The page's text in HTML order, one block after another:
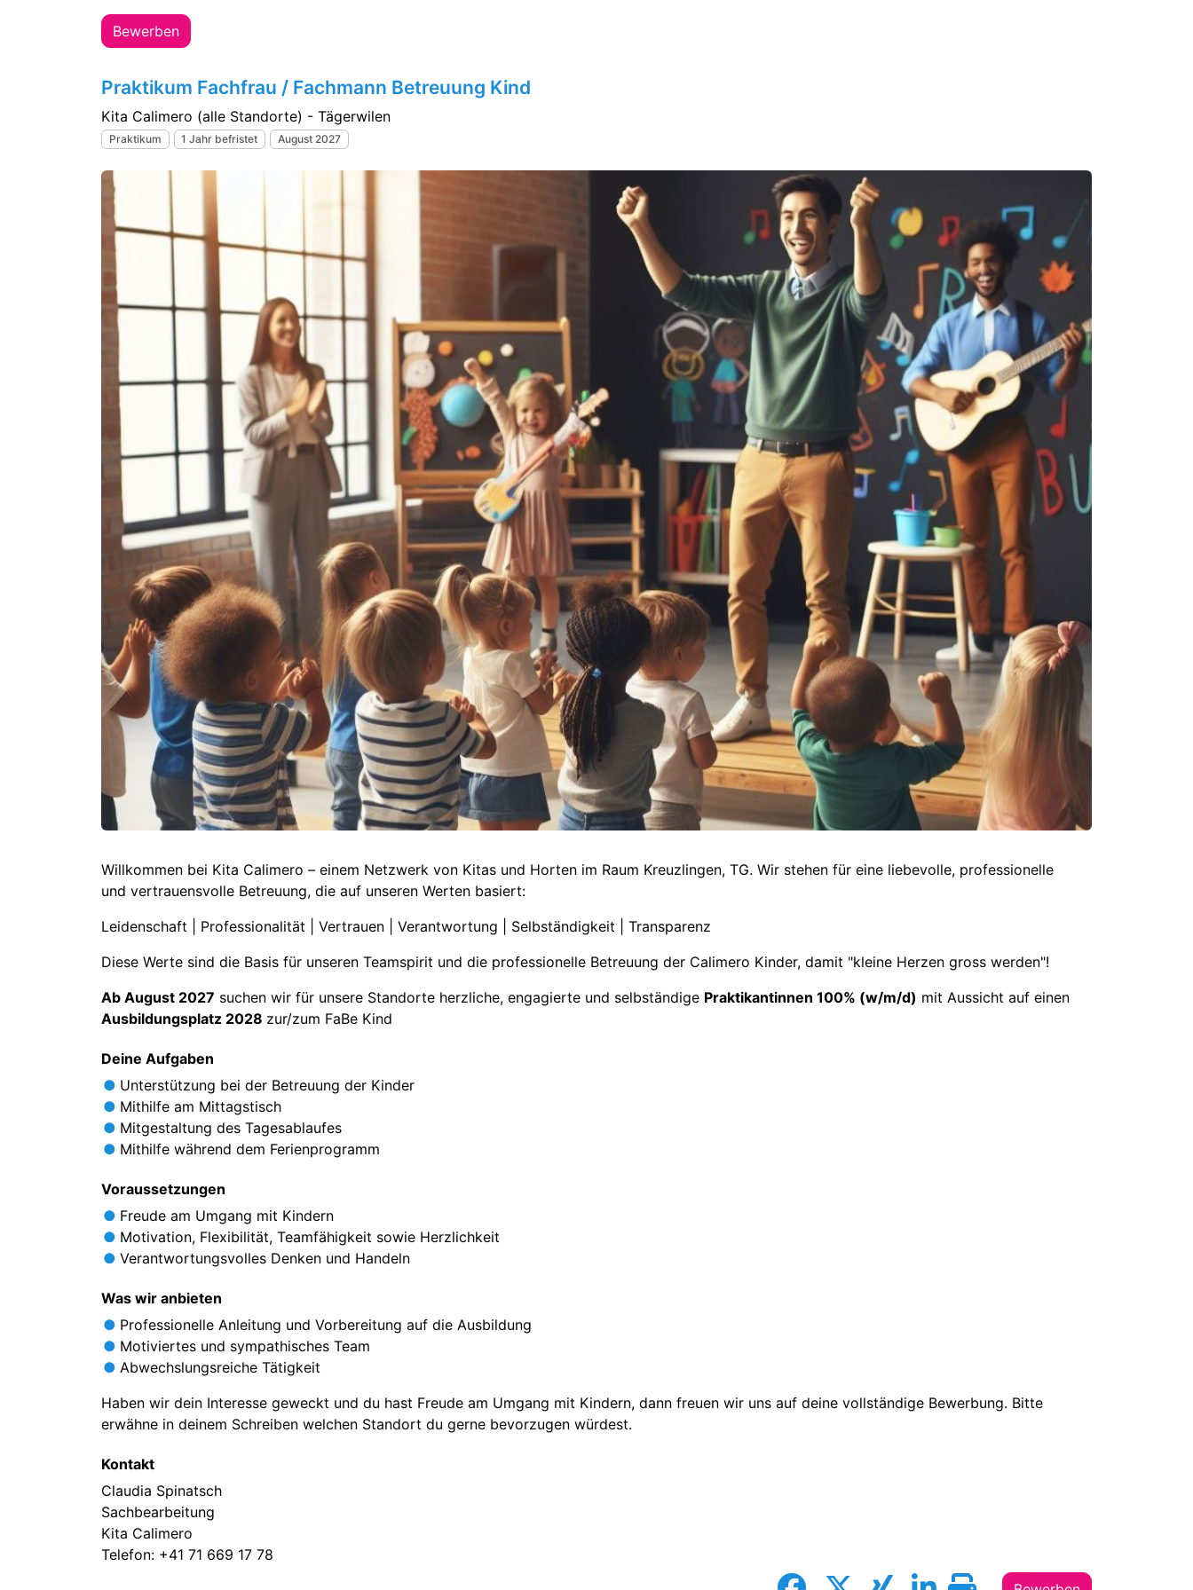
Bewerben
Praktikum Fachfrau / Fachmann Betreuung Kind
Kita Calimero (alle Standorte) - Tägerwilen
Praktikum 1 Jahr befristet August 2027
Willkommen bei Kita Calimero – einem Netzwerk von Kitas und Horten im Raum Kreuzlingen, TG. Wir stehen für eine liebevolle, professionelle
und vertrauensvolle Betreuung, die auf unseren Werten basiert:
Leidenschaft | Professionalität | Vertrauen | Verantwortung | Selbständigkeit | Transparenz
Diese Werte sind die Basis für unseren Teamspirit und die professionelle Betreuung der Calimero Kinder, damit "kleine Herzen gross werden"!
Ab August 2027 suchen wir für unsere Standorte herzliche, engagierte und selbständige Praktikantinnen 100% (w/m/d) mit Aussicht auf einen
Ausbildungsplatz 2028 zur/zum FaBe Kind
Deine Aufgaben
Unterstützung bei der Betreuung der Kinder
Mithilfe am Mittagstisch
Mitgestaltung des Tagesablaufes
Mithilfe während dem Ferienprogramm
Voraussetzungen
Freude am Umgang mit Kindern
Motivation, Flexibilität, Teamfähigkeit sowie Herzlichkeit
Verantwortungsvolles Denken und Handeln
Was wir anbieten
Professionelle Anleitung und Vorbereitung auf die Ausbildung
Motiviertes und sympathisches Team
Abwechslungsreiche Tätigkeit
Haben wir dein Interesse geweckt und du hast Freude am Umgang mit Kindern, dann freuen wir uns auf deine vollständige Bewerbung. Bitte
erwähne in deinem Schreiben welchen Standort du gerne bevorzugen würdest.
Kontakt
Claudia Spinatsch
Sachbearbeitung
Kita Calimero
Telefon: +41 71 669 17 78